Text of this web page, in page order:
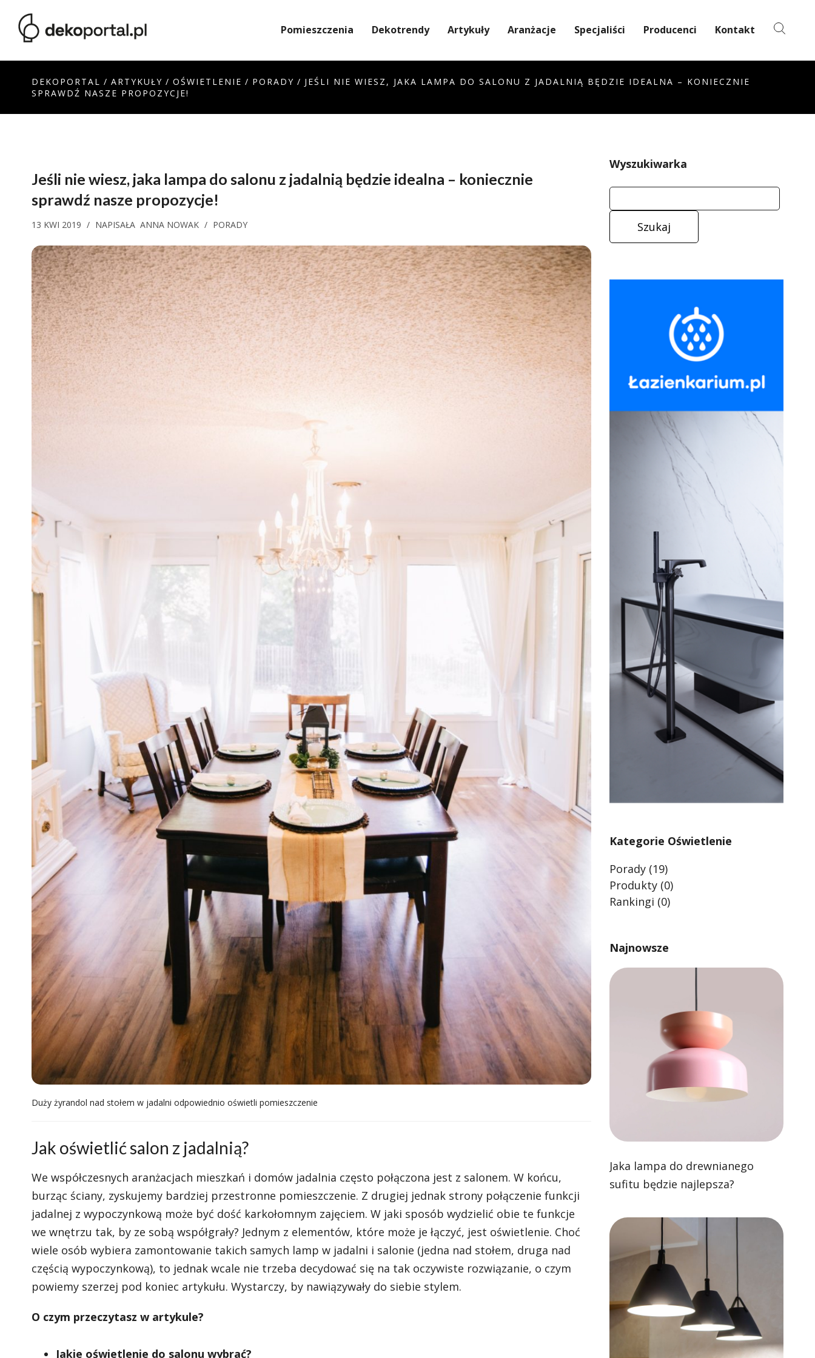
Pomieszczenia Dekotrendy Artykuły Aranżacje Specjaliści Producenci Kontakt
DEKOPORTAL / ARTYKUŁY / OŚWIETLENIE / PORADY / JEŚLI NIE WIESZ, JAKA LAMPA DO SALONU Z JADALNIĄ BĘDZIE IDEALNA – KONIECZNIE
SPRAWDŹ NASZE PROPOZYCJE!
Jeśli nie wiesz, jaka lampa do salonu z jadalnią będzie idealna – koniecznie
sprawdź nasze propozycje!
13 KWI 2019 / NAPISAŁA ANNA NOWAK / PORADY
Duży żyrandol nad stołem w jadalni odpowiednio oświetli pomieszczenie
Jak oświetlić salon z jadalnią?
We współczesnych aranżacjach mieszkań i domów jadalnia często połączona jest z salonem. W końcu,
burząc ściany, zyskujemy bardziej przestronne pomieszczenie. Z drugiej jednak strony połączenie funkcji
jadalnej z wypoczynkową może być dość karkołomnym zajęciem. W jaki sposób wydzielić obie te funkcje
we wnętrzu tak, by ze sobą współgrały? Jednym z elementów, które może je łączyć, jest oświetlenie. Choć
wiele osób wybiera zamontowanie takich samych lamp w jadalni i salonie (jedna nad stołem, druga nad
częścią wypoczynkową), to jednak wcale nie trzeba decydować się na tak oczywiste rozwiązanie, o czym
powiemy szerzej pod koniec artykułu. Wystarczy, by nawiązywały do siebie stylem.
O czym przeczytasz w artykule?
Jakie oświetlenie do salonu wybrać?
Wyszukiwarka
Kategorie Oświetlenie
Porady(19)
Produkty(0)
Rankingi (0)
Najnowsze
Jaka lampa do drewnianego
sufitu będzie najlepsza?